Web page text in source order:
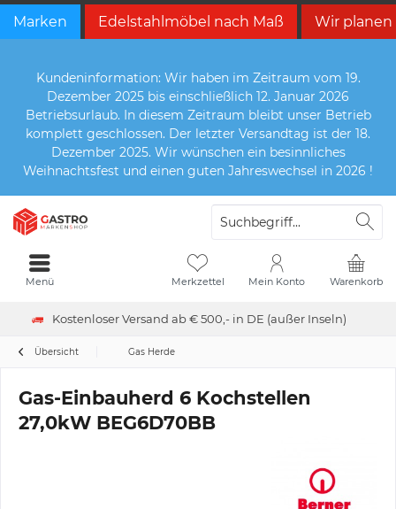
Marken Edelstahlmöbel nach Maß Wir planen
Kundeninformation: Wir haben im Zeitraum vom 19.
Dezember 2025 bis einschließlich 12. Januar 2026
Betriebsurlaub. In diesem Zeitraum bleibt unser Betrieb
komplett geschlossen. Der letzter Versandtag ist der 18.
Dezember 2025. Wir wünschen ein besinnliches
Weihnachtsfest und einen guten Jahreswechsel in 2026 !
Kostenloser Versand ab € 500,- in DE (außer Inseln)
Warenkorb
Merkzettel Mein Konto
Menü
Übersicht Gas Herde
Gas-Einbauherd 6 Kochstellen
27,0kW BEG6D70BB